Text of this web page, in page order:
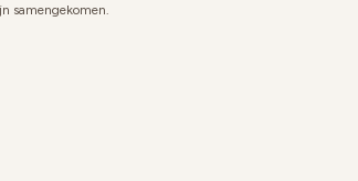
samengekomen.